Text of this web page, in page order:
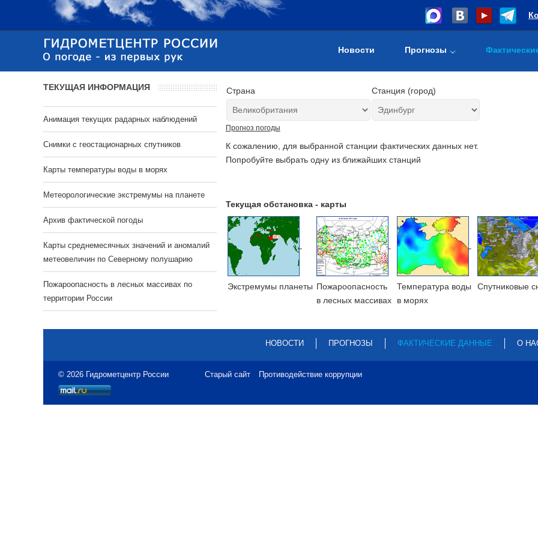
Новости Прогнозы
Страна Станция (город)
Прогноз погоды
К сожалению, для выбранной станции фактических данных нет.
Попробуйте выбрать одну из ближайших станций
Текущая обстановка - карты
Экстремумы планеты Пожароопасность
в лесных массивах
Температура воды
в морях
Cпутниковые
ТЕКУЩАЯ ИНФОРМАЦИЯ
Анимация текущих радарных наблюдений
Cнимки с геостационарных спутников
Карты температуры воды в морях
Метеорологические экстремумы на планете
Архив фактической погоды
Карты среднемесячных значений и аномалий
метеовеличин по Северному полушарию
Пожароопасность в лесных массивах по
территории России
НОВОСТИ ПРОГНОЗЫ ФАКТИЧЕСКИЕ ДАННЫЕ О
© 2026 Гидрометцентр России Старый сайт Противодействие коррупции